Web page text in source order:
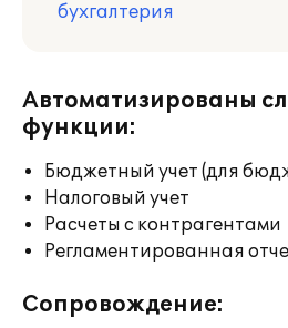
бухгалтерия
Автоматизированы
функции:
Бюджетный учет (для
Налоговый учет
Расчеты с контрагентами
Регламентированная
Сопровождение: